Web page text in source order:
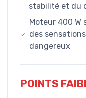
stabilité et du
Moteur 400
des
dangereux
POINTS